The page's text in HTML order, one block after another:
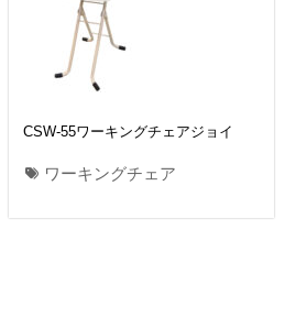
CSW-55ワーキングチェアジョイ
ワーキングチェア